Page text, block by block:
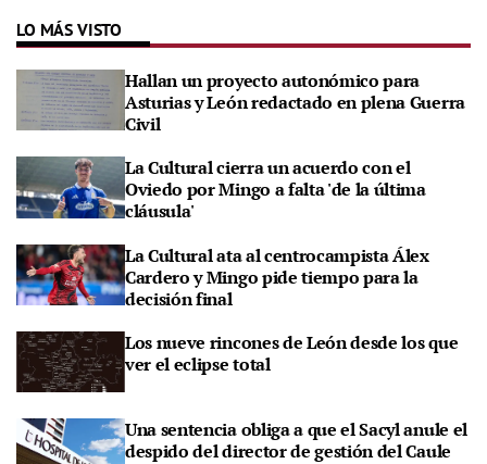
LO MÁS VISTO
Hallan un proyecto autonómico para
Asturias y León redactado en plena Guerra
Civil
La Cultural cierra un acuerdo con el
Oviedo por Mingo a falta 'de la última
cláusula'
La Cultural ata al centrocampista Álex
Cardero y Mingo pide tiempo para la
decisión final
Los nueve rincones de León desde los que
ver el eclipse total
Una sentencia obliga a que el Sacyl anule el
despido del director de gestión del Caule